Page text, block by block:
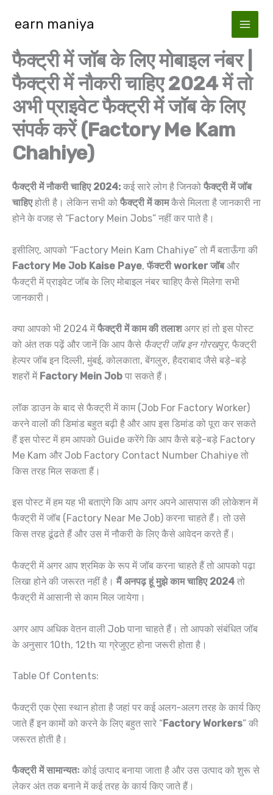
earn maniya
फैक्ट्री में जॉब के लिए मोबाइल नंबर |
फैक्ट्री में नौकरी चाहिए 2024 में तो
अभी प्राइवेट फैक्ट्री में जॉब के लिए
संपर्क करें (Factory Me Kam
Chahiye)
फैक्ट्री में नौकरी चाहिए 2024: कई सारे लोग है जिनको फैक्ट्री में जॉब
चाहिएहोती है। लेकिन सभी को फैक्ट्री में कामकैसे मिलता है जानकारी ना
होने के वजह से “Factory Mein Jobs” नहीं कर पाते है।
इसीलिए, आपको “Factory Mein Kam Chahiye” तो मैं बताऊँगा की
Factory Me Job Kaise Paye, फॅक्टरी worker जॉबऔर
फैक्ट्री में प्राइवेट जॉब के लिए मोबाइल नंबर चाहिए कैसे मिलेगा सभी
जानकारी।
क्या आपको भी 2024 मेंफैक्ट्री में काम की तलाशअगर हां तो इस पोस्ट
को अंत तक पढ़ें और जानें कि आप कैसे फैक्ट्री जॉब इन गोरखपुर, फैक्ट्री
हेल्पर जॉब इन दिल्ली, मुंबई, कोलकाता, बेंगलुरु, हैदराबाद जैसे बड़े-बड़े
शहरों में Factory Mein Job पा सकते हैं।
लॉक डाउन के बाद से फैक्ट्री में काम (Job For Factory Worker)
करने वालों की डिमांड बहुत बढ़ी है और आप इस डिमांड को पूरा कर सकते
हैं इस पोस्ट में हम आपको Guide करेंगे कि आप कैसे बड़े-बड़े Factory
Me Kam और Job Factory Contact Number Chahiye तो
किस तरह मिल सकता हैं।
इस पोस्ट में हम यह भी बताएंगे कि आप अगर अपने आसपास की लोकेशन में
फैक्ट्री में जॉब (Factory Near Me Job) करना चाहते हैं। तो उसे
किस तरह ढूंढते हैं और उस में नौकरी के लिए कैसे आवेदन करते हैं।
फैक्ट्री में अगर आप श्रमिक के रूप में जॉब करना चाहते हैं तो आपको पढ़ा
लिखा होने की जरूरत नहीं है। मैं अनपढ़ हूं मुझे काम चाहिए 2024 तो
फैक्ट्री में आसानी से काम मिल जायेगा।
अगर आप अधिक वेतन वाली Job पाना चाहते हैं। तो आपको संबंधित जॉब
के अनुसार 10th, 12th या ग्रेजुएट होना जरूरी होता है।
Table Of Contents:
फैक्ट्री एक ऐसा स्थान होता है जहां पर कई अलग-अलग तरह के कार्य किए
जाते हैं इन कामों को करने के लिए बहुत सारे “Factory Workers” की
जरूरत होती है।
फैक्ट्री में सामान्यतः कोई उत्पाद बनाया जाता है और उस उत्पाद को शुरू से
लेकर अंत तक बनाने में कई तरह के कार्य किए जाते हैं।